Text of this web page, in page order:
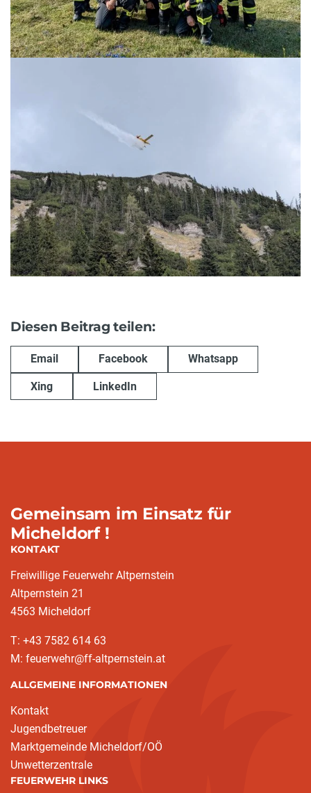
Diesen Beitrag teilen:
Email Facebook Whatsapp
Xing LinkedIn
Gemeinsam im Einsatz für
Micheldorf !
KONTAKT
Freiwillige Feuerwehr Altpernstein
Altpernstein 21
4563 Micheldorf
T: +43 7582 614 63
M: feuerwehr@ff-altpernstein.at
ALLGEMEINE INFORMATIONEN
Kontakt
Jugendbetreuer
Marktgemeinde Micheldorf/OÖ
Unwetterzentrale
FEUERWEHR LINKS